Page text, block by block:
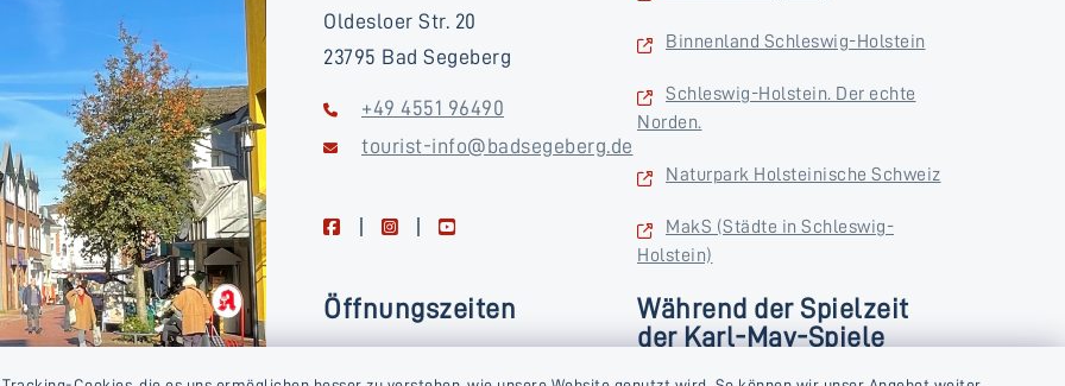
Oldesloer Str. 20
23795 Bad Segeberg
+49 4551 96490
tourist-info@badsegeberg.de
facebookinstagramyoutube
Binnenland Schleswig-Holstein
Schleswig-Holstein. Der echte
Norden.
Naturpark Holsteinische Schweiz
MakS (Städte in Schleswig-
Holstein)
Öffnungszeiten
Während der Spielzeit
der Karl-May-Spiele